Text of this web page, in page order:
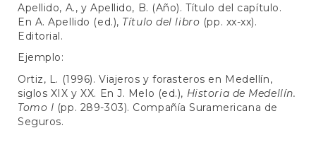
Apellido, A., y Apellido, B. (Año). Título del capítulo.
En A. Apellido (ed.), Título del libro (pp. xx-xx).
Editorial.
Ejemplo:
Ortiz, L. (1996). Viajeros y forasteros en Medellín,
siglos XIX y XX. En J. Melo (ed.), Historia de Medellín.
Tomo I (pp. 289-303). Compañía Suramericana de
Seguros.